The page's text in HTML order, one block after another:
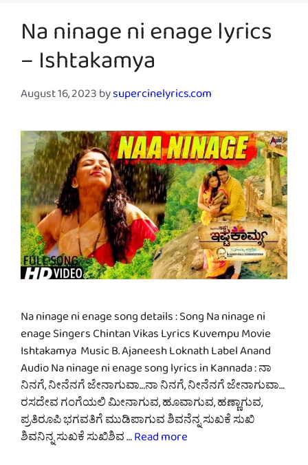
Na ninage ni enage lyrics
– Ishtakamya
August 16, 2023bysupercinelyrics.com
Na ninage ni enage song details : Song Na ninage ni
enage Singers Chintan Vikas Lyrics Kuvempu Movie
Ishtakamya Music B. Ajaneesh Loknath Label Anand
Audio Na ninage ni enage song lyrics in Kannada : ನಾ
ನಿನಗೆ, ನೀನೆನಗೆ ಜೇನಾಗುವಾ…ನಾ ನಿನಗೆ, ನೀನೆನಗೆ ಜೇನಾಗುವಾ…
ರಸದೇವ ಗಂಗೆಯಲಿ ಮೀನಾಗುವ, ಹೂವಾಗುವ, ಹಣ್ಣಾಗುವ,
ಪ್ರತಿರೂಪಿ ಭಗವತಿಗೆ ಮುಡಿಪಾಗುವ ಶಿವನೆನ್ನ ಸುಖಕೆ ಸುಖಿ
ಶಿವನಿನ್ನ ಸುಖಕೆ ಸುಖಿಶಿವ …Read more